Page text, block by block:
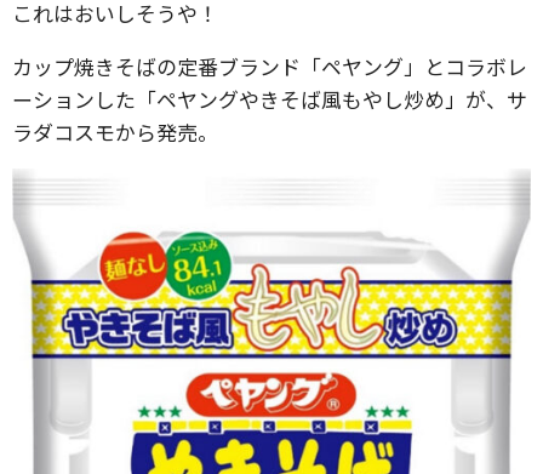
これはおいしそうや！
カップ焼きそばの定番ブランド「ペヤング」とコラボレ
ーションした「ペヤングやきそば風もやし炒め」が、サ
ラダコスモから発売。